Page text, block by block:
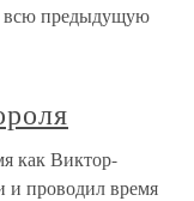
всю предыдущую
как Виктор-
и проводил время